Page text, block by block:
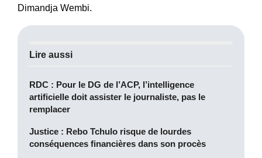
Dimandja Wembi.
Lire aussi
RDC : Pour le DG de l’ACP, l’intelligence
artificielle doit assister le journaliste, pas le
remplacer
Justice : Rebo Tchulo risque de lourdes
conséquences financières dans son procès